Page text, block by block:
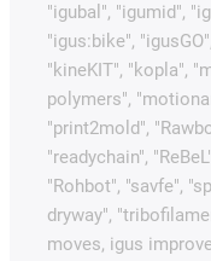
"igubal", "igumid",
"igus:bike",
"kineKIT", "kopla",
polymers",
"print2mold",
"readychain",
"Rohbot", "savfe",
dryway",
moves, igus